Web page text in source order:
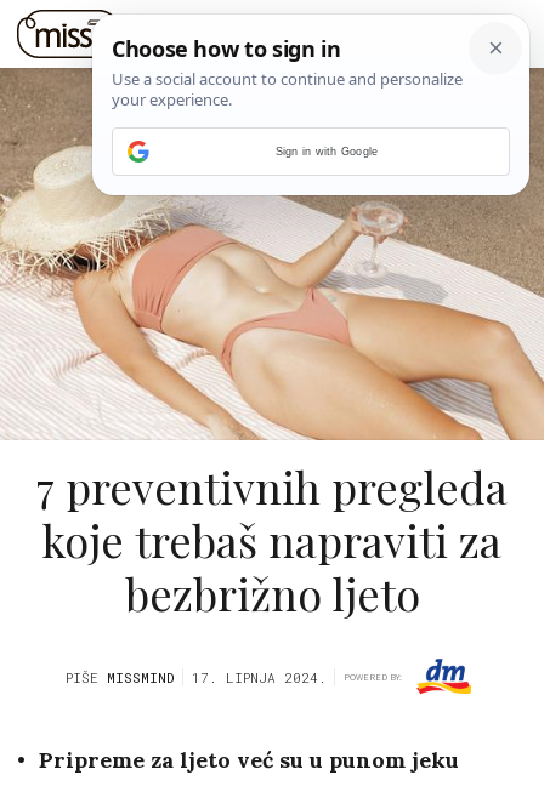
7 preventivnih pregleda
koje trebaš napraviti za
bezbrižno ljeto
PIŠE MISSMIND 17. LIPNJA 2024. POWERED BY:
Pripreme za ljeto već su u punom jeku
Sign in with Google